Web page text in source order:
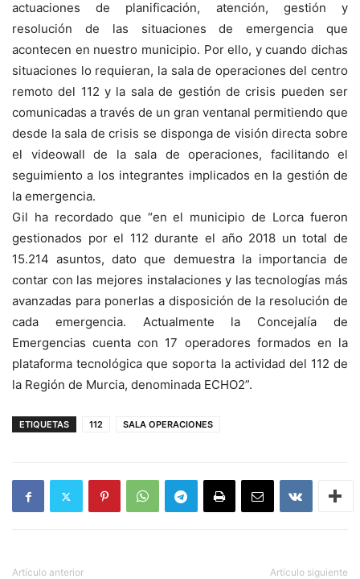
actuaciones de planificación, atención, gestión y
resolución de las situaciones de emergencia que
acontecen en nuestro municipio. Por ello, y cuando dichas
situaciones lo requieran, la sala de operaciones del centro
remoto del 112 y la sala de gestión de crisis pueden ser
comunicadas a través de un gran ventanal permitiendo que
desde la sala de crisis se disponga de visión directa sobre
el videowall de la sala de operaciones, facilitando el
seguimiento a los integrantes implicados en la gestión de
la emergencia.
Gil ha recordado que “en el municipio de Lorca fueron
gestionados por el 112 durante el año 2018 un total de
15.214 asuntos, dato que demuestra la importancia de
contar con las mejores instalaciones y las tecnologías más
avanzadas para ponerlas a disposición de la resolución de
cada emergencia. Actualmente la Concejalía de
Emergencias cuenta con 17 operadores formados en la
plataforma tecnológica que soporta la actividad del 112 de
la Región de Murcia, denominada ECHO2”.
ETIQUETAS 112 SALA OPERACIONES
Artículo anterior Artículo siguiente